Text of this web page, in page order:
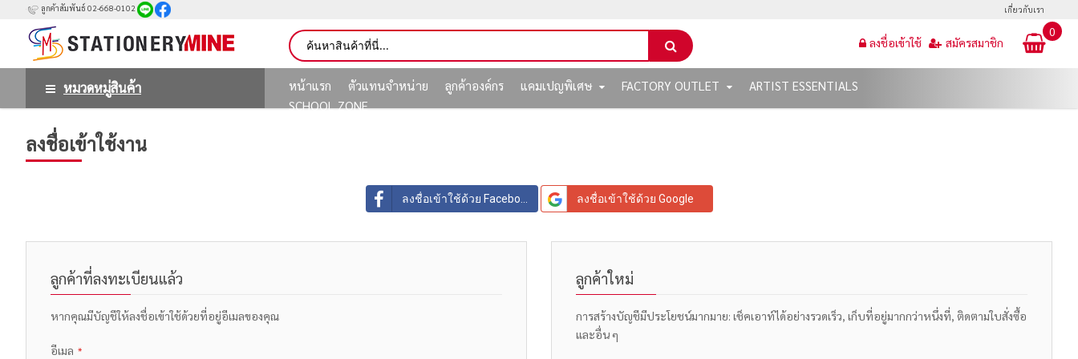
ลูกค้าสัมพันธ์ 02-668-0102 เกี่ยวกับเรา
0
ลงชื่อเข้าใช้ สมัครสมาชิก
หมวดหมู่สินค้า หน้าแรก ตัวแทนจำหน่าย ลูกค้าองค์กร แคมเปญพิเศษ FACTORY OUTLET
ARTIST ESSENTIALS
SCHOOL ZONE
ลงชื่อเข้าใช้งาน
ลงชื่อเข้าใช้ด้วย Facebook ลงชื่อเข้าใช้ด้วย Google
ลูกค้าที่ลงทะเบียนแล้ว
หากคุณมีบัญชีให้ลงชื่อเข้าใช้ด้วยที่อยู่อีเมลของคุณ
อีเมล
ลูกค้าใหม่
การสร้างบัญชีมีประโยชน์มากมาย: เช็คเอาท์ได้อย่างรวดเร็ว, เก็บที่อยู่มากกว่าหนึ่งที่, ติดตามใบสั่งซื้อ
และอื่น ๆ